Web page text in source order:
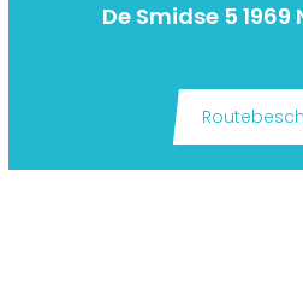
De Smidse 5 1969